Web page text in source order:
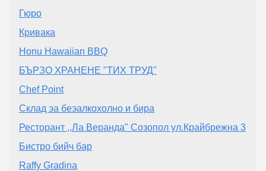
Гюро
Кривака
Honu Hawaiian BBQ
БЪРЗО ХРАНЕНЕ "ТИХ ТРУД"
Chef Point
Склад эа беэалкохолно и бира
Ресторант ,,Ла Веранда" Созопол ул.Крайбрежна 3
Бистро бийч бар
Raffy Gradina